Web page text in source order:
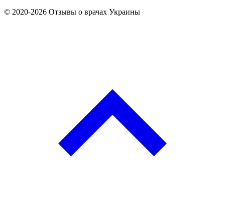
© 2020-2026 Отзывы о врачах Украины